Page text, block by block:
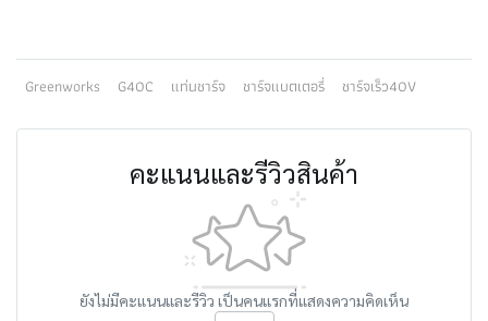
Greenworks G40C แท่นชาร์จ ชาร์จแบตเตอรี่ ชาร์จเร็ว40V
คะแนนและรีวิวสินค้า
ยังไม่มีคะแนนและรีวิว เป็นคนแรกที่แสดงความคิดเห็น